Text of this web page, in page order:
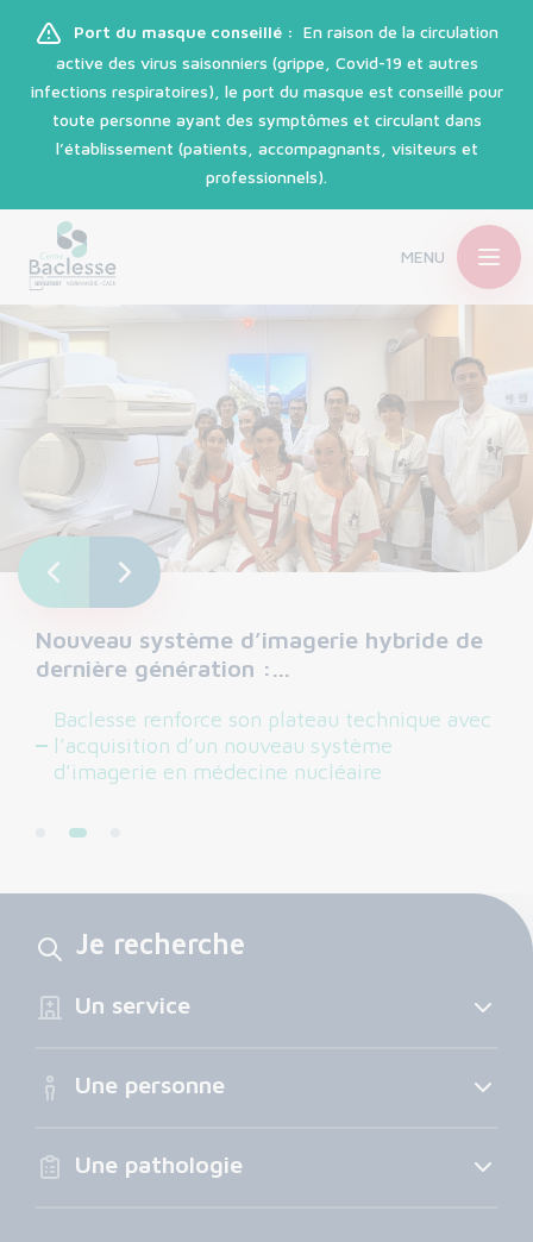
Port du masque conseillé : En raison de la circulation
active des virus saisonniers (grippe, Covid-19 et autres
infections respiratoires), le port du masque est conseillé pour
toute personne ayant des symptômes et circulant dans
l’établissement (patients, accompagnants, visiteurs et
professionnels).
MENU
Nouveau système d’imagerie hybride de
dernière génération :…
Baclesse renforce son plateau technique avec
l’acquisition d’un nouveau système
d’imagerie en médecine nucléaire
Je recherche
Un service
Une personne
Une pathologie